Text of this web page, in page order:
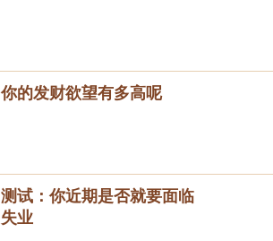
你的发财欲望有多高呢
测试：你近期是否就要面临
失业